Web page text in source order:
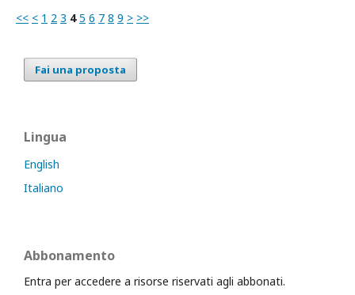
<< < 1 2 3 4 5 6 7 8 9 > >>
Fai una proposta
Lingua
English
Italiano
Abbonamento
Entra per accedere a risorse riservati agli abbonati.